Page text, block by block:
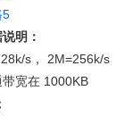
5
明：
s， 2M=256k/s
宽在 1000KB